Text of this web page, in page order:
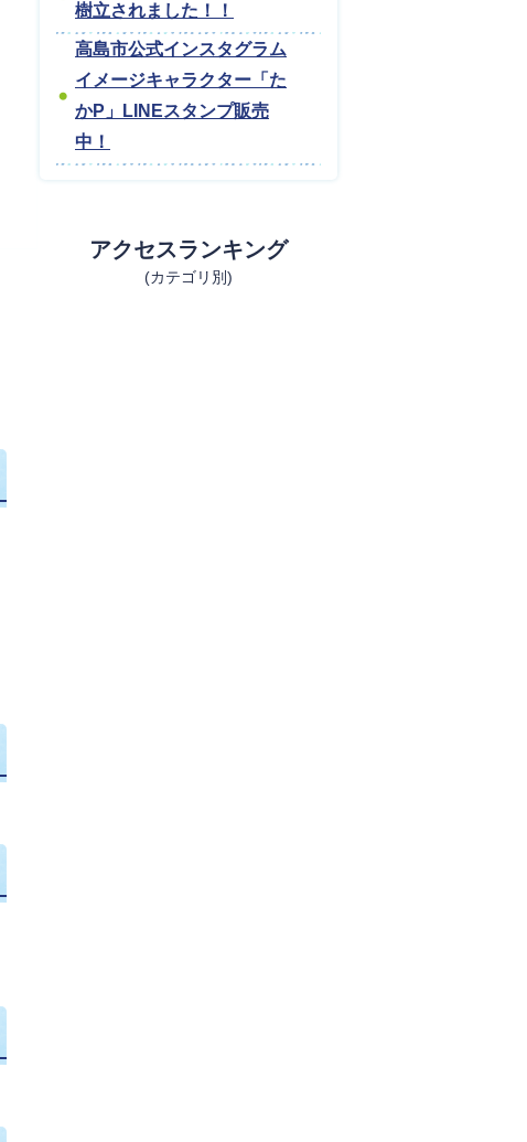
樹立されました！！
高島市公式インスタグラム
イメージキャラクター「た
かP」LINEスタンプ販売
中！
アクセスランキング
(カテゴリ別)